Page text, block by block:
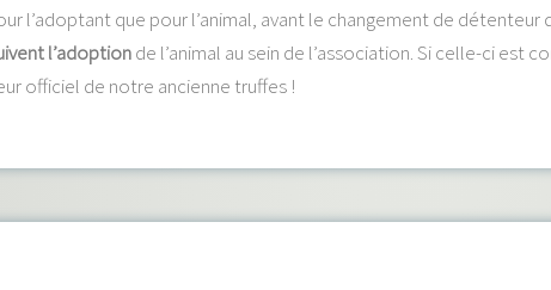
l’adoptant que pour l’animal, avant le changement de détenteur
l’adoptionde l’animal au sein de l’association. Si celle-ci
officiel de notre ancienne truffes !